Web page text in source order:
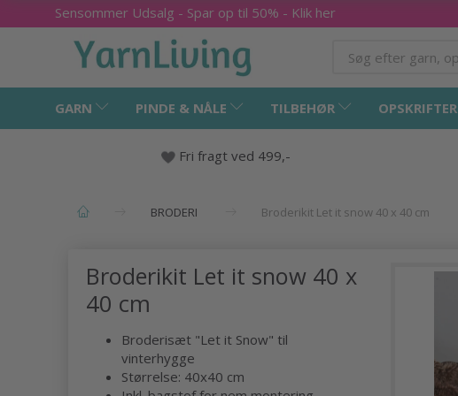
Sensommer Udsalg - Spar op til 50% - Klik her
GARN PINDE & NÅLE TILBEHØR OPSKRIFTER
Fri fragt ved 499,-
BRODERI Broderikit Let it snow 40 x 40 cm
Broderikit Let it snow 40 x
40 cm
Broderisæt "Let it Snow" til
vinterhygge
Størrelse: 40x40 cm